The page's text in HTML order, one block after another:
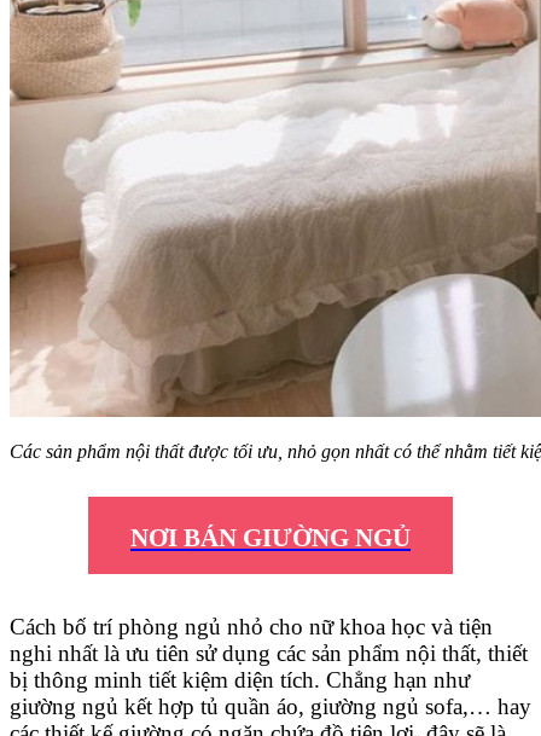
Các sản phẩm nội thất được tối ưu, nhỏ gọn nhất có thể nhằm tiết
NƠI BÁN GIƯỜNG NGỦ
Cách bố trí phòng ngủ nhỏ cho nữ khoa học và tiện
nghi nhất là ưu tiên sử dụng các sản phẩm nội thất, thiết
bị thông minh tiết kiệm diện tích. Chẳng hạn như
giường ngủ kết hợp tủ quần áo, giường ngủ sofa,… hay